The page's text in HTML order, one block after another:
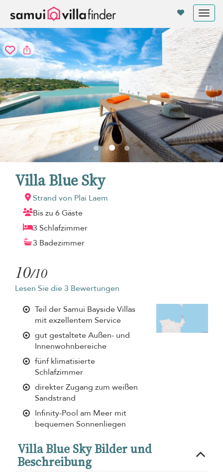
Villa Blue Sky
Strand von Plai Laem
Bis zu 6 Gäste
3 Schlafzimmer
3 Badezimmer
10/10
Lesen Sie die 3 Bewertungen
Teil der Samui Bayside Villas
mit exzellentem Service
gut gestaltete Außen- und
Innenwohnbereiche
fünf klimatisierte
Schlafzimmer
direkter Zugang zum weißen
Sandstrand
Infinity-Pool am Meer mit
bequemen Sonnenliegen
Villa Blue Sky Bilder und
Beschreibung
Cookie-Einstellungen